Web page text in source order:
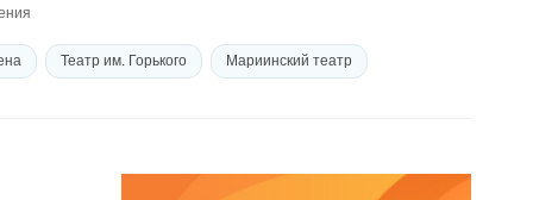
Театр им. Горького Мариинский театр